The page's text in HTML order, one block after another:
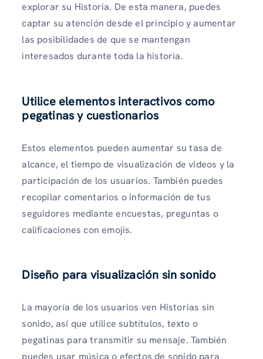
explorar su Historia. De esta manera, puedes
captar su atención desde el principio y aumentar
las posibilidades de que se mantengan
interesados ​​durante toda la historia.
Utilice elementos interactivos como
pegatinas y cuestionarios
Estos elementos pueden aumentar su tasa de
alcance, el tiempo de visualización de videos y la
participación de los usuarios. También puedes
recopilar comentarios o información de tus
seguidores mediante encuestas, preguntas o
calificaciones con emojis.
Diseño para visualización sin sonido
La mayoría de los usuarios ven Historias sin
sonido, así que utilice subtítulos, texto o
pegatinas para transmitir su mensaje. También
puedes usar música o efectos de sonido para